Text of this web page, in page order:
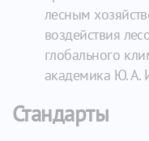
лесным
воздействия
глобального
академика Ю. А.
Стандарты